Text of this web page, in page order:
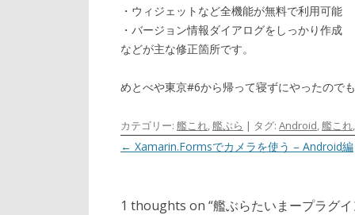
・ウィジェットなど全機能が無料で利用可能
・バージョン情報ダイアログをしっかり作成
などが主な修正箇所です。
めとべや東京#6から帰って寝ずにやったので
カテゴリー: 艦これ,艦ぶら | タグ: Android,艦これ,
投稿ナビゲーション
← Xamarin.Formsでカメラを使う – Android編
1 thoughts on “艦ぶらたいまープラグイ